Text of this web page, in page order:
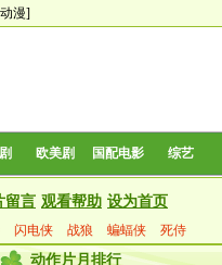
漫]
欧美剧 国配电影 综艺
留言 观看帮助 设为首页
闪电侠 战狼 蝙蝠侠 死侍
动作片月排行